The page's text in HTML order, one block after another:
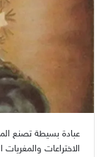
عبادة بسيطة تصنع
الاختراعات